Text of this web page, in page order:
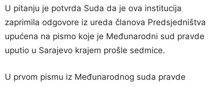
U pitanju je potvrda Suda da je ova institucija
zaprimila odgovore iz ureda članova Predsjedništva
upućena na pismo koje je Međunarodni sud pravde
uputio u Sarajevo krajem prošle sedmice.
U prvom pismu iz Međunarodnog suda pravde